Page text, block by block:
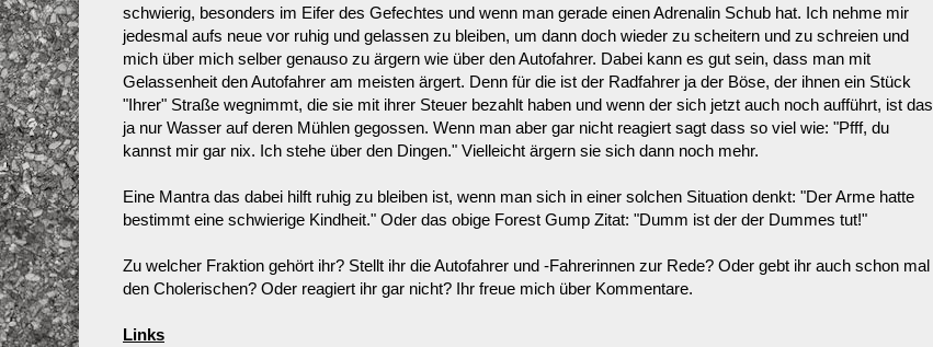
schwierig, besonders im Eifer des Gefechtes und wenn man gerade einen Adrenalin Schub hat. Ich nehme mir
jedesmal aufs neue vor ruhig und gelassen zu bleiben, um dann doch wieder zu scheitern und zu schreien und
mich über mich selber genauso zu ärgern wie über den Autofahrer. Dabei kann es gut sein, dass man mit
Gelassenheit den Autofahrer am meisten ärgert. Denn für die ist der Radfahrer ja der Böse, der ihnen ein Stück
"Ihrer" Straße wegnimmt, die sie mit ihrer Steuer bezahlt haben und wenn der sich jetzt auch noch aufführt, ist das
ja nur Wasser auf deren Mühlen gegossen. Wenn man aber gar nicht reagiert sagt dass so viel wie: "Pfff, du
kannst mir gar nix. Ich stehe über den Dingen." Vielleicht ärgern sie sich dann noch mehr.
Eine Mantra das dabei hilft ruhig zu bleiben ist, wenn man sich in einer solchen Situation denkt: "Der Arme hatte
bestimmt eine schwierige Kindheit." Oder das obige Forest Gump Zitat: "Dumm ist der der Dummes tut!"
Zu welcher Fraktion gehört ihr? Stellt ihr die Autofahrer und -Fahrerinnen zur Rede? Oder gebt ihr auch schon mal
den Cholerischen? Oder reagiert ihr gar nicht? Ihr freue mich über Kommentare.
Links